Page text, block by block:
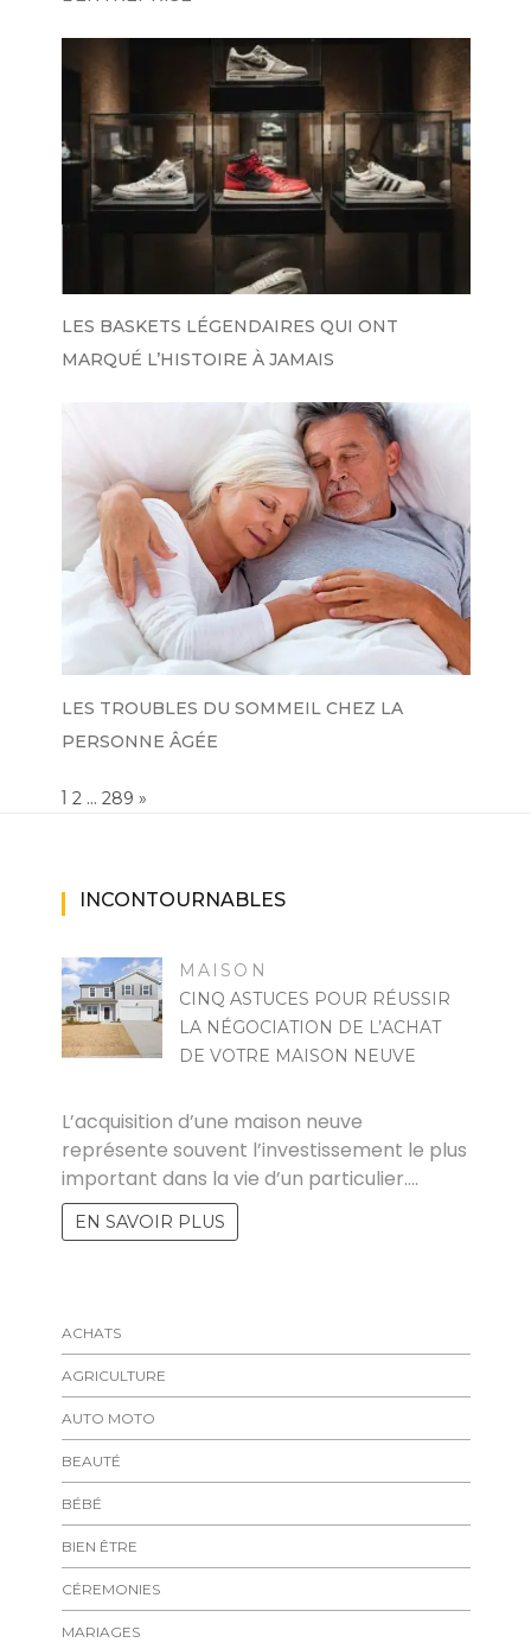
LES BASKETS LÉGENDAIRES QUI ONT
MARQUÉ L’HISTOIRE À JAMAIS
LES TROUBLES DU SOMMEIL CHEZ LA
PERSONNE ÂGÉE
Page:
1 2 … 289 NEXT
»
INCONTOURNABLES
MAISON
CINQ ASTUCES POUR RÉUSSIR
LA NÉGOCIATION DE L’ACHAT
DE VOTRE MAISON NEUVE
L’acquisition d’une maison neuve
représente souvent l’investissement le plus
important dans la vie d’un particulier.…
EN SAVOIR PLUS
ACHATS
AGRICULTURE
AUTO MOTO
BEAUTÉ
BÉBÉ
BIEN ÊTRE
CÉREMONIES
MARIAGES